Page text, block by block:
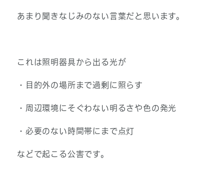
あまり聞きなじみのない言葉だと思います。
これは照明器具から出る光が
・目的外の場所まで過剰に照らす
・周辺環境にそぐわない明るさや色の発光
・必要のない時間帯にまで点灯
などで起こる公害です。